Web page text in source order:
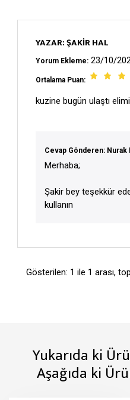
YAZAR: ŞAKIR HAL
Yorum Ekleme: 23/10/
Ortalama Puan:
kuzine bugün ulaştı
Cevap Gönderen: Nurak
Merhaba;
Şakir bey teşekkür
kullanın
Gösterilen: 1 ile 1 arası,
Yukarıda ki
Aşağıda ki